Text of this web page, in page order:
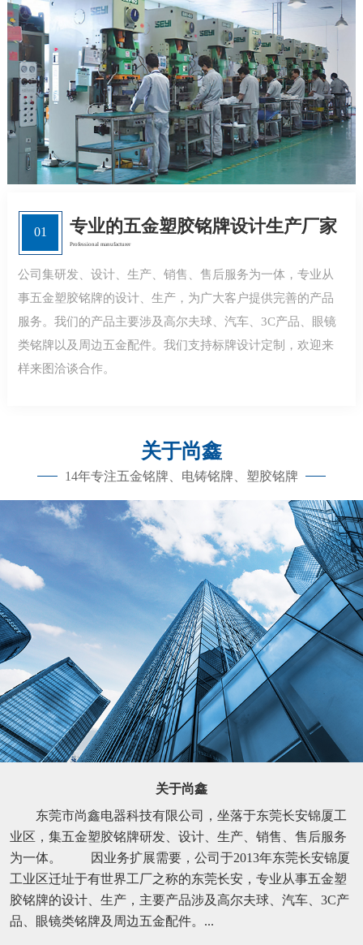
专业的五金塑胶铭牌设计生产厂家
Professional manufacturer
01
公司集研发、设计、生产、销售、售后服务为一体，专业从
事五金塑胶铭牌的设计、生产，为广大客户提供完善的产品
服务。我们的产品主要涉及高尔夫球、汽车、3C产品、眼镜
类铭牌以及周边五金配件。我们支持标牌设计定制，欢迎来
样来图洽谈合作。
关于尚鑫
14年专注五金铭牌、电铸铭牌、塑胶铭牌
关于尚鑫
东莞市尚鑫电器科技有限公司，坐落于东莞长安锦厦工
业区，集五金塑胶铭牌研发、设计、生产、销售、售后服务
为一体。 因业务扩展需要，公司于2013年东莞长安锦厦
工业区迁址于有世界工厂之称的东莞长安，专业从事五金塑
胶铭牌的设计、生产，主要产品涉及高尔夫球、汽车、3C产
品、眼镜类铭牌及周边五金配件。...